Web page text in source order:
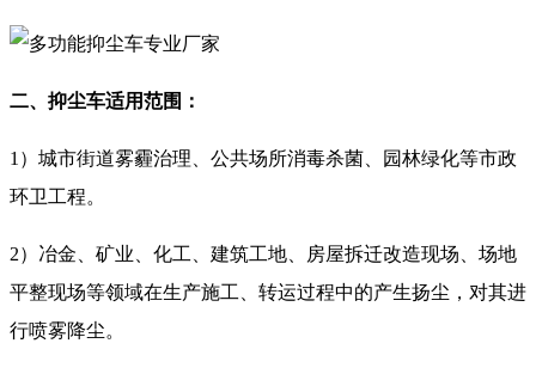
二、抑尘车适用范围：
1）城市街道雾霾治理、公共场所消毒杀菌、园林绿化等市政
环卫工程。
2）冶金、矿业、化工、建筑工地、房屋拆迁改造现场、场地
平整现场等领域在生产施工、转运过程中的产生扬尘，对其进
行喷雾降尘。